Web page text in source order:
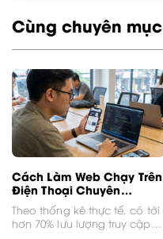
Cùng chuyên mục
Cách Làm Web Chạy Trên
Điện Thoại Chuyên
Nghiệp Nhất
Theo thống kê thực tế, có tới
hơn 70% lưu lượng truy cập